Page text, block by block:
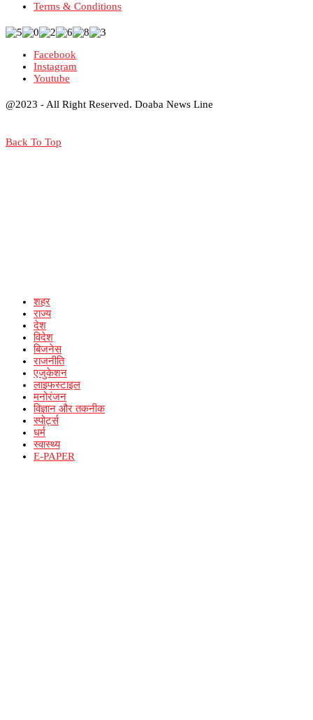
Terms & Conditions
Facebook
Instagram
Youtube
@2023 - All Right Reserved. Doaba News Line
Back To Top
शहर
राज्य
देश
विदेश
बिजनेस
राजनीति
एजुकेशन
लाइफस्टाइल
मनोरंजन
विज्ञान और तकनीक
स्पोर्ट्स
धर्म
स्वास्थ्य
E-PAPER